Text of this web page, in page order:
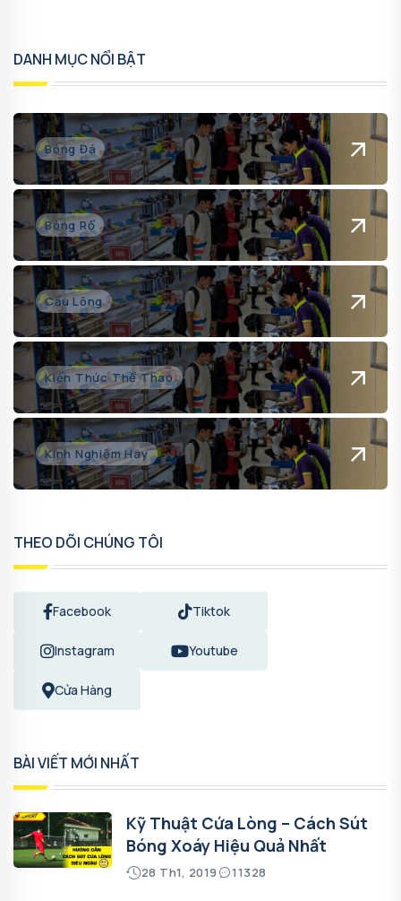
DANH MỤC NỔI BẬT
Bóng Đá
Bóng Rổ
Cầu Lông
Kiến Thức Thể Thao
Kinh Nghiệm Hay
THEO DÕI CHÚNG TÔI
Facebook Tiktok
Instagram Youtube
Cửa Hàng
BÀI VIẾT MỚI NHẤT
Kỹ Thuật Cứa Lòng – Cách Sút
Bóng Xoáy Hiệu Quả Nhất
28 Th1, 2019 11328